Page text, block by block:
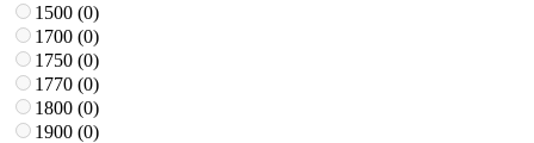
1500 (0)
1700 (0)
1750 (0)
1770 (0)
1800 (0)
1900 (0)